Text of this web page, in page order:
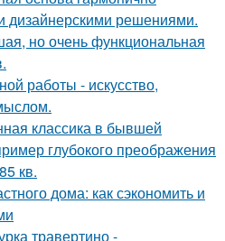
дизайнерскими решениями.
но очень функциональная
работы - искусство,
классика в бывшей
глубокого преображения
кв.
дома: как сэкономить и
травертино -